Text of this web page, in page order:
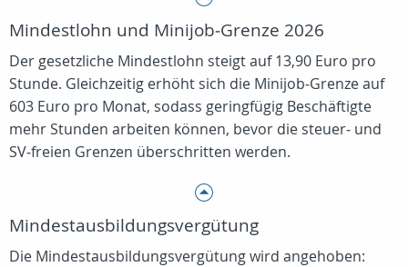
Mindestlohn und Minijob‑Grenze 2026
Der gesetzliche Mindestlohn steigt auf 13,90 Euro pro
Stunde. Gleichzeitig erhöht sich die Minijob‑Grenze auf
603 Euro pro Monat, sodass geringfügig Beschäftigte
mehr Stunden arbeiten können, bevor die steuer‑ und
SV‑freien Grenzen überschritten werden.
Mindestausbildungsvergütung
Die Mindestausbildungsvergütung wird angehoben: